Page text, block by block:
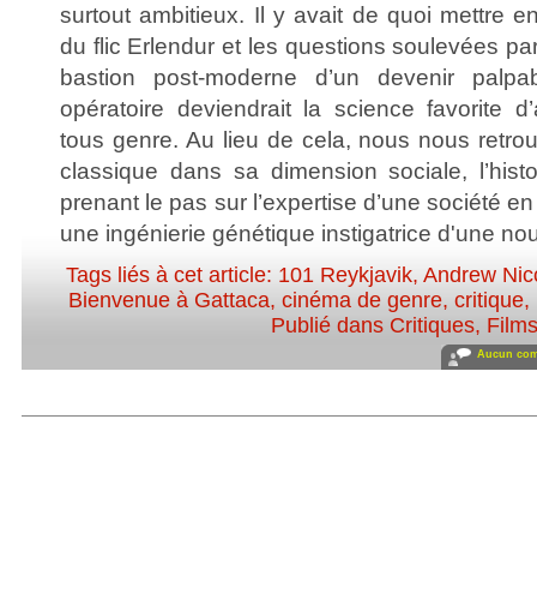
surtout ambitieux. Il y avait de quoi mettre
du flic Erlendur et les questions soulevées
bastion post-moderne d’un devenir
opératoire deviendrait la science favorite
tous genre. Au lieu de cela, nous nous
classique dans sa dimension sociale,
prenant le pas sur l’expertise d’une société
une ingénierie génétique instigatrice d'une
Tags liés à cet article: 101 Reykjavik, Andrew
Bienvenue à Gattaca, cinéma de genre, critique,
Publié dans Critiques,
Aucun